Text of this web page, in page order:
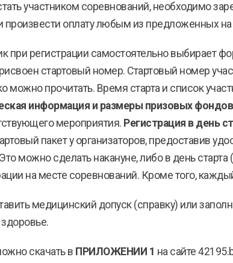
участником соревнований, необходимо
произвести оплату любым из предложенных
при регистрации самостоятельно выбирает
стартовый номер. Стартовый номер
можно прочитать. Время старта и список
информация и размеры призовых фондов
мероприятия. Регистрация в день
пакет у организаторов, предоставив
можно сделать накануне, либо в день
на месте соревнований. Кроме того,
медицинский допуск (справку) или
скачать в ПРИЛОЖЕНИИ 1 на сайте